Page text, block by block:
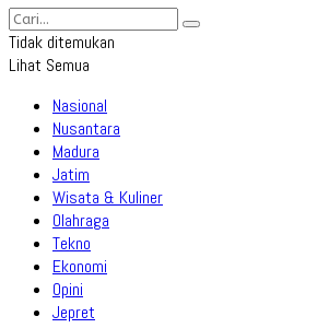
Tidak ditemukan
Lihat Semua
Nasional
Nusantara
Madura
Jatim
Wisata & Kuliner
Olahraga
Tekno
Ekonomi
Opini
Jepret